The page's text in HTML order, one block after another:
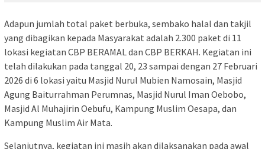
Adapun jumlah total paket berbuka, sembako halal dan takjil
yang dibagikan kepada Masyarakat adalah 2.300 paket di 11
lokasi kegiatan CBP BERAMAL dan CBP BERKAH. Kegiatan ini
telah dilakukan pada tanggal 20, 23 sampai dengan 27 Februari
2026 di 6 lokasi yaitu Masjid Nurul Mubien Namosain, Masjid
Agung Baiturrahman Perumnas, Masjid Nurul Iman Oebobo,
Masjid Al Muhajirin Oebufu, Kampung Muslim Oesapa, dan
Kampung Muslim Air Mata.
Selanjutnya, kegiatan ini masih akan dilaksanakan pada awal